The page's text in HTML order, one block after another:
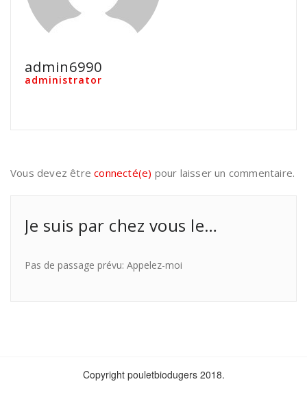
admin6990
administrator
Vous devez êtreconnecté(e) pour laisser un commentaire.
Je suis par chez vous le…
Pas de passage prévu: Appelez-moi
Copyright pouletbiodugers 2018.